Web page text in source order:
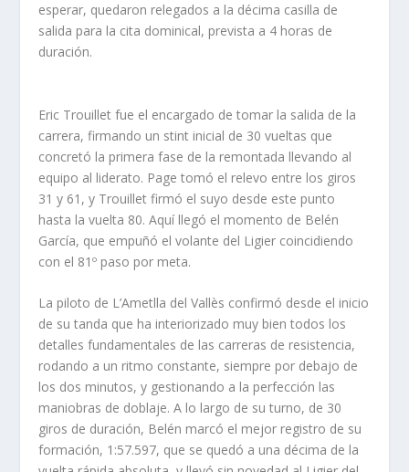
esperar, quedaron relegados a la décima casilla de
salida para la cita dominical, prevista a 4 horas de
duración.
Eric Trouillet fue el encargado de tomar la salida de la
carrera, firmando un stint inicial de 30 vueltas que
concretó la primera fase de la remontada llevando al
equipo al liderato. Page tomó el relevo entre los giros
31 y 61, y Trouillet firmó el suyo desde este punto
hasta la vuelta 80. Aquí llegó el momento de Belén
García, que empuñó el volante del Ligier coincidiendo
con el 81º paso por meta.
La piloto de L’Ametlla del Vallès confirmó desde el inicio
de su tanda que ha interiorizado muy bien todos los
detalles fundamentales de las carreras de resistencia,
rodando a un ritmo constante, siempre por debajo de
los dos minutos, y gestionando a la perfección las
maniobras de doblaje. A lo largo de su turno, de 30
giros de duración, Belén marcó el mejor registro de su
formación, 1:57.597, que se quedó a una décima de la